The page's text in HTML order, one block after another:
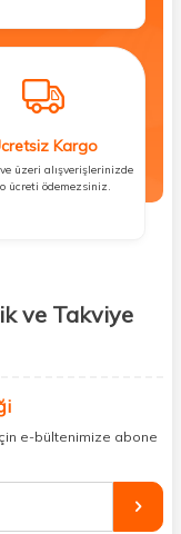
Kargo
üzeri alışverişlerinizde
ücreti ödemezsiniz.
ve Takviye
sizlerle
gerek yok;
ve kapınıza kadar
tamamlayabilir,
gıdalara
e-bültenimize abone